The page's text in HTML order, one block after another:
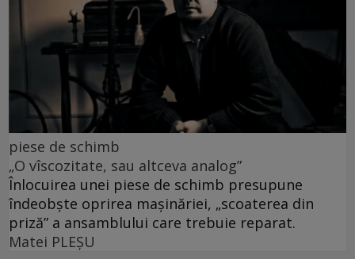
piese de schimb
„O vîscozitate, sau altceva analog”
Înlocuirea unei piese de schimb presupune
îndeobște oprirea mașinăriei, „scoaterea din
priză” a ansamblului care trebuie reparat.
Matei PLEŞU